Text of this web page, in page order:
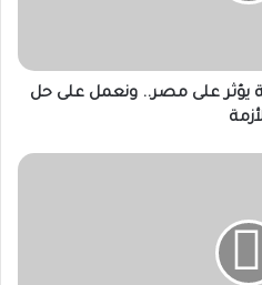
على مصر.. ونعمل على حل